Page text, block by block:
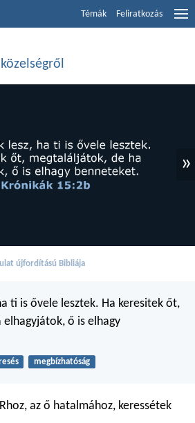
Témák Feliratkozás
»
újfordítású Bibliája
ti is ővele lesztek. Ha keresitek őt,
ő is elhagy
megbízhatóság
az ő hatalmához, keressétek